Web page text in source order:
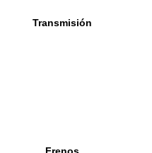
Transmisión